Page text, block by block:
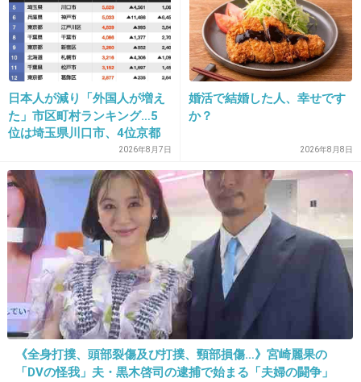
32. 匿名2013/04/04(木) 16:03:58
怖い…
2013/04/04(木) 16:08:47
チェルノブイリから、福島へ低レベルの長期被
爆の危険性を知らせてくれてるのに!!
経験者からの忠告を、事を大きくするとウヤム
ヤに。日本の得意な手法。チェルノブイリから
の情報を開示し、日本の技術で早期解決を!!!
34. 匿名2013/04/04(木) 16:17:55
日本人が減り「外国人が増え
た」市区町村ランキング…5
位は埼玉県川口市、4位京都
市、ではトップ3は？2026年8月7日
婚活で結婚した人、幸せです
か？
2026年8月8日
《全身打撲、頭部裂傷及び打撲、頸部損傷…》宮崎麗果の
「DVの怪我」夫・黒木啓司の逮捕で始まる「夫婦の闘争」